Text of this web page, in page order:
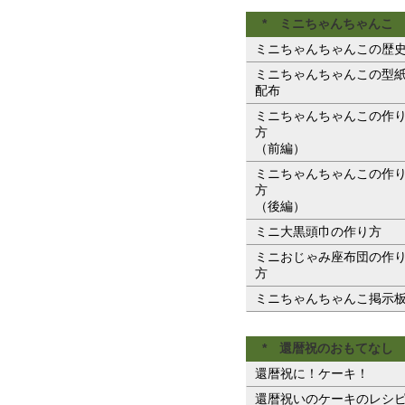
* ミニちゃんちゃんこ
ミニちゃんちゃんこの歴史
ミニちゃんちゃんこの型
配布
ミニちゃんちゃんこの作り
方
（前編）
ミニちゃんちゃんこの作り
方
（後編）
ミニ大黒頭巾の作り方
ミニおじゃみ座布団の作り
方
ミニちゃんちゃんこ掲示板
* 還暦祝のおもてなし
還暦祝に！ケーキ！
還暦祝いのケーキのレシ